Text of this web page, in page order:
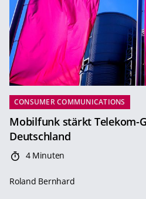
CONSUMER COMMUNICATIONS
Mobilfunk stärkt Telekom-
Deutschland
4 Minuten
Roland Bernhard